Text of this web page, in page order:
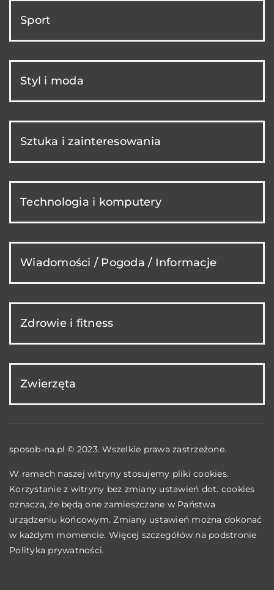
Sport
Styl i moda
Sztuka i zainteresowania
Technologia i komputery
Wiadomości / Pogoda / Informacje
Zdrowie i fitness
Zwierzęta
sposob-na.pl © 2023. Wszelkie prawa zastrzeżone.
W ramach naszej witryny stosujemy pliki cookies.
Korzystanie z witryny bez zmiany ustawień dot. cookies
oznacza, że będą one zamieszczane w Państwa
urządzeniu końcowym. Zmiany ustawień można dokonać
w każdym momencie. Więcej szczegółów na podstronie
Polityka prywatności.